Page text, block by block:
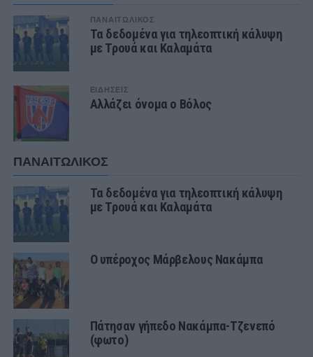
ΠΑΝΑΙΤΩΛΙΚΟΣ
Τα δεδομένα για τηλεοπτική κάλυψη
με Τρουά και Καλαμάτα
ΕΙΔΗΣΕΙΣ
Αλλάζει όνομα ο Βόλος
ΠΑΝΑΙΤΩΛΙΚΟΣ
Τα δεδομένα για τηλεοπτική κάλυψη
με Τρουά και Καλαμάτα
Ο υπέροχος Μάρβελους Νακάμπα
Πάτησαν γήπεδο Νακάμπα-Τζενεπό
(φωτο)